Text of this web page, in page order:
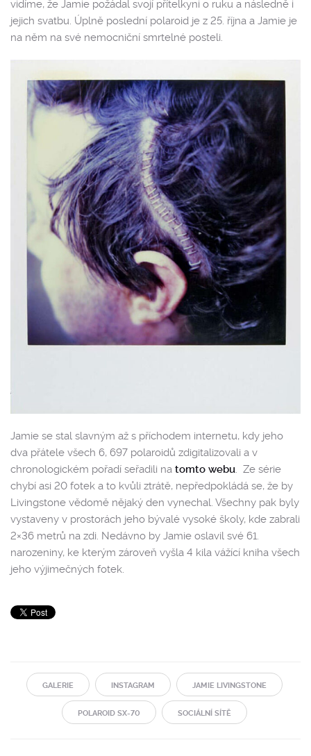
vidíme, že Jamie požádal svojí přítelkyni o ruku a následně i
jejich svatbu. Úplně poslední polaroid je z 25. října a Jamie je
na něm na své nemocniční smrtelné posteli.
Jamie se stal slavným až s příchodem internetu, kdy jeho
dva přátele všech 6, 697 polaroidů zdigitalizovali a v
chronologickém pořadí seřadili na tomto webu. Ze série
chybí asi 20 fotek a to kvůli ztrátě, nepředpokládá se, že by
Livingstone vědomě nějaký den vynechal. Všechny pak byly
vystaveny v prostorách jeho bývalé vysoké školy, kde zabrali
2×36 metrů na zdi. Nedávno by Jamie oslavil své 61.
narozeniny, ke kterým zároveň vyšla 4 kila vážící kniha všech
jeho výjimečných fotek.
GALERIE INSTAGRAM JAMIE LIVINGSTONE
POLAROID SX-70 SOCIÁLNÍ SÍTĚ